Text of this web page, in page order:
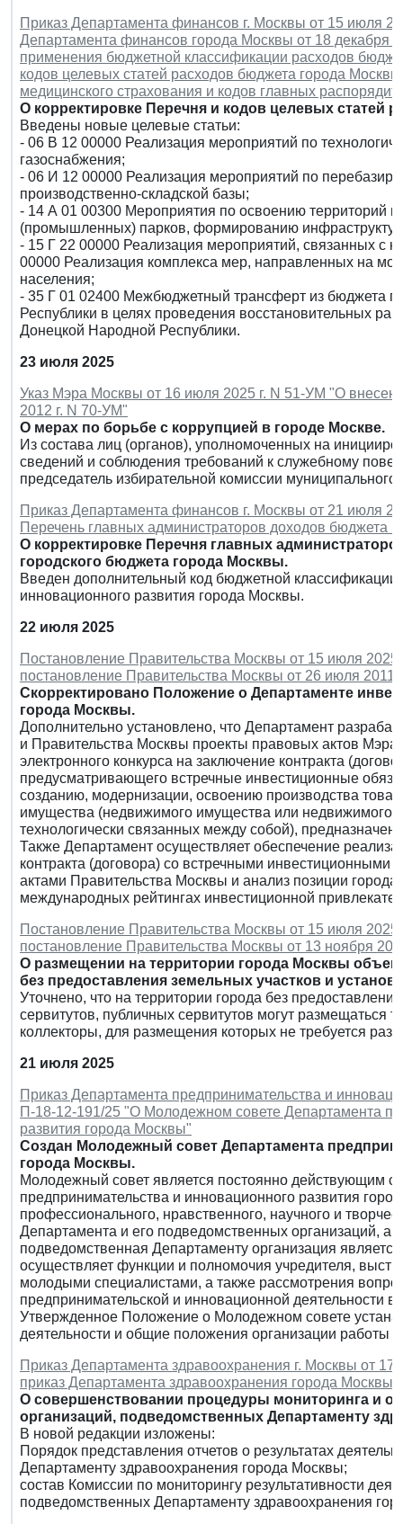
Приказ Департамента финансов г. Москвы от 15 июля
Департамента финансов города Москвы от 18 декабря
применения бюджетной классификации расходов
кодов целевых статей расходов бюджета города
медицинского страхования и кодов главных
О корректировке Перечня и кодов целевых статей
Введены новые целевые статьи:
- 06 В 12 00000 Реализация мероприятий по
газоснабжения;
- 06 И 12 00000 Реализация мероприятий по
производственно-складской базы;
- 14 А 01 00300 Мероприятия по освоению территорий
(промышленных) парков, формированию
- 15 Г 22 00000 Реализация мероприятий, связанных с
00000 Реализация комплекса мер, направленных на
населения;
- 35 Г 01 02400 Межбюджетный трансферт из бюджета
Республики в целях проведения восстановительных
Донецкой Народной Республики.
23 июля 2025
Указ Мэра Москвы от 16 июля 2025 г. N 51-УМ "О
2012 г. N 70-УМ"
О мерах по борьбе с коррупцией в городе Москве.
Из состава лиц (органов), уполномоченных на
сведений и соблюдения требований к служебному
председатель избирательной комиссии муниципального
Приказ Департамента финансов г. Москвы от 21 июля
Перечень главных администраторов доходов бюджета
О корректировке Перечня главных
городского бюджета города Москвы.
Введен дополнительный код бюджетной
инновационного развития города Москвы.
22 июля 2025
Постановление Правительства Москвы от 15 июля
постановление Правительства Москвы от 26 июля 2011
Скорректировано Положение о Департаменте
города Москвы.
Дополнительно установлено, что Департамент
и Правительства Москвы проекты правовых актов
электронного конкурса на заключение контракта
предусматривающего встречные инвестиционные
созданию, модернизации, освоению производства
имущества (недвижимого имущества или недвижимого
технологически связанных между собой),
Также Департамент осуществляет обеспечение
контракта (договора) со встречными инвестиционными
актами Правительства Москвы и анализ позиции
международных рейтингах инвестиционной
Постановление Правительства Москвы от 15 июля
постановление Правительства Москвы от 13 ноября
О размещении на территории города Москвы
без предоставления земельных участков и
Уточнено, что на территории города без
сервитутов, публичных сервитутов могут размещаться
коллекторы, для размещения которых не требуется
21 июля 2025
Приказ Департамента предпринимательства и
П-18-12-191/25 "О Молодежном совете Департамента
развития города Москвы"
Создан Молодежный совет Департамента
города Москвы.
Молодежный совет является постоянно действующим
предпринимательства и инновационного развития
профессионального, нравственного, научного и
Департамента и его подведомственных организаций, а
подведомственная Департаменту организация
осуществляет функции и полномочия учредителя,
молодыми специалистами, а также рассмотрения
предпринимательской и инновационной деятельности в
Утвержденное Положение о Молодежном совете
деятельности и общие положения организации работы
Приказ Департамента здравоохранения г. Москвы от
приказ Департамента здравоохранения города Москвы
О совершенствовании процедуры мониторинга и
организаций, подведомственных Департаменту
В новой редакции изложены:
Порядок представления отчетов о результатах
Департаменту здравоохранения города Москвы;
состав Комиссии по мониторингу результативности
подведомственных Департаменту здравоохранения